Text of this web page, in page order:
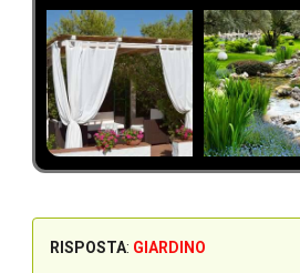
RISPOSTA: GIARDINO